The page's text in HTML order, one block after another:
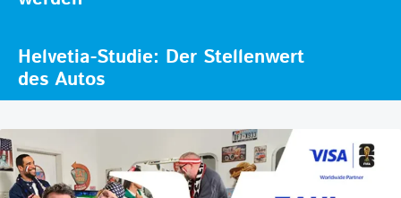
Helvetia-Studie: Der Stellenwert
des Autos